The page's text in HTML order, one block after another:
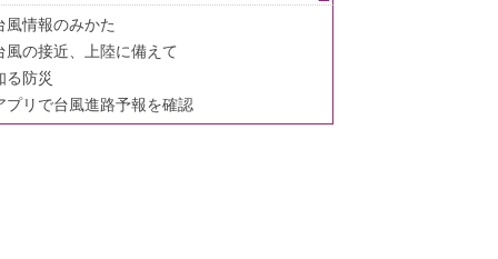
風情報のみかた
風の接近、上陸に備えて
る防災
プリで台風進路予報を確認